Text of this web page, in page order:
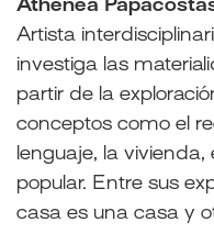
Athenea
Artista
investiga las
partir de la
conceptos como el
lenguaje, la
popular. Entre sus
casa es una casa y